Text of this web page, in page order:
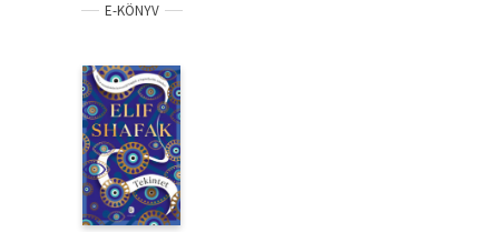
E-KÖNYV